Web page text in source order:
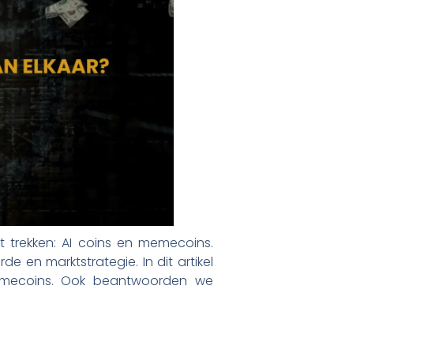
AI coins en memecoins.
en marktstrategie. In dit artikel
Ook beantwoorden we